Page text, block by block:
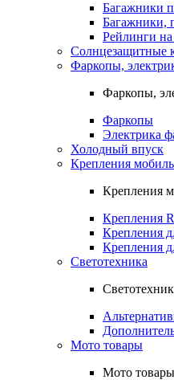
Багажники
Багажники,
Рейлинги
Солнцезащитные
Фаркопы,
Фаркопы,
Фаркопы
Электрика
Холодный впуск
Крепления
Крепления
Крепления
Крепления
Крепления
Светотехника
Мото товары
Мото товары